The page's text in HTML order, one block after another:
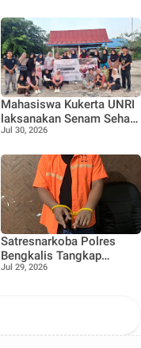
Mahasiswa Kukerta UNRI
laksanakan Senam Sehat
bersama Ibu ibu dan
Nyirih
Jul 30, 2026
Satresnarkoba Polres
Bengkalis Tangkap
Terduga Pengedar Sabu di
Jul 29, 2026